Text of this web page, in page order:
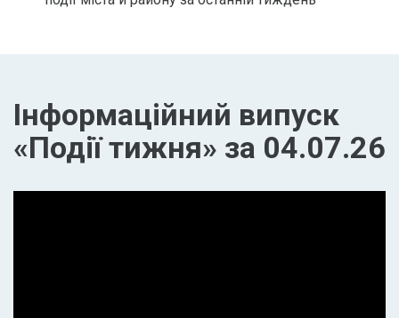
Інформаційний випуск
«Події тижня» за 04.07.26